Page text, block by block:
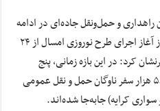
و حمل‌ونقل جاده‌ای در ادامه
با نگاهی به آمار جابه‌جایی مسافران از آغاز اجرای طرح نوروزی امسال از ۲۴
۱۲ فروردین ۱۴۰۳، خاطرنشان کرد: در این بازه زمانی، پنج
میلیون و ۳۴۰ هزار مسافر از طریق ۵۸۱ هزار سفر ناوگان حمل و نقل عمومی
کرایه) جابه‌جا شده‌اند.